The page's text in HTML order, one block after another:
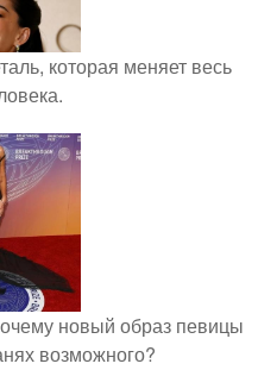
которая меняет весь
новый образ певицы
возможного?